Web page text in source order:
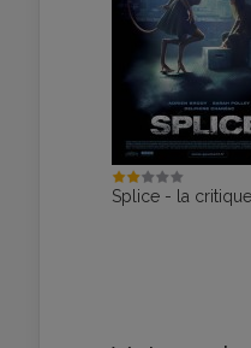
Splice - la critique